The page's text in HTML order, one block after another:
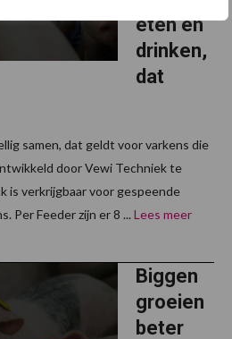
eten en
drinken,
dat
samen, dat geldt voor varkens die
door Vewi Techniek te
is verkrijgbaar voor gespeende
Per Feeder zijn er 8 ... Lees meer
Biggen
groeien
beter